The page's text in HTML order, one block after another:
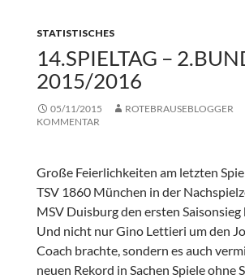
STATISTISCHES
14.SPIELTAG –
2015/2016
05/11/2015 ROTEBRAUSEBLOGGER
KOMMENTAR
Große Feierlichkeiten am letzten
TSV 1860 München in der
MSV Duisburg den ersten
Und nicht nur Gino Lettieri um den
Coach brachte, sondern es auch
neuen Rekord in Sachen Spiele ohne